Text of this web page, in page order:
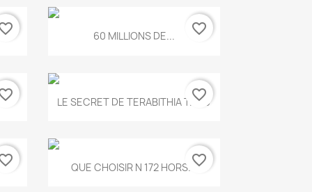
Aperçu rapide
60 MILLIONS DE... favorite_border
Aperçu rapide
LE SECRET DE TERABITHIA T.560
favorite_border
Aperçu rapide
QUE CHOISIR N 172 HORS...favorite_border